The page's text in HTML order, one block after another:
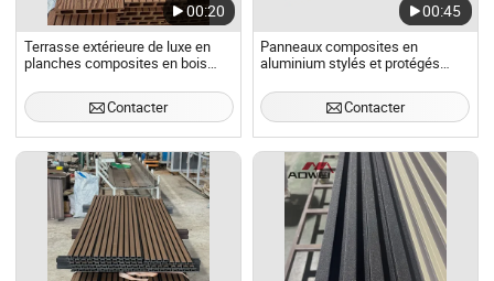
00:20
Terrasse extérieure de luxe en
planches composites en bois
étanches 18mm avec grain de
bois brossé creuxContacter
00:45
Panneaux composites en
aluminium stylés et protégés
élégants
Contacter